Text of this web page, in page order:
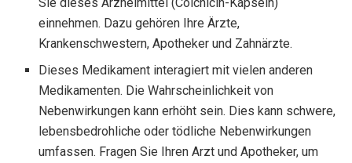
einnehmen. Dazu gehören Ihre Ärzte,
Krankenschwestern, Apotheker und Zahnärzte.
Dieses Medikament interagiert mit vielen anderen
Medikamenten. Die Wahrscheinlichkeit von
Nebenwirkungen kann erhöht sein. Dies kann schwere,
lebensbedrohliche oder tödliche Nebenwirkungen
umfassen. Fragen Sie Ihren Arzt und Apotheker, um